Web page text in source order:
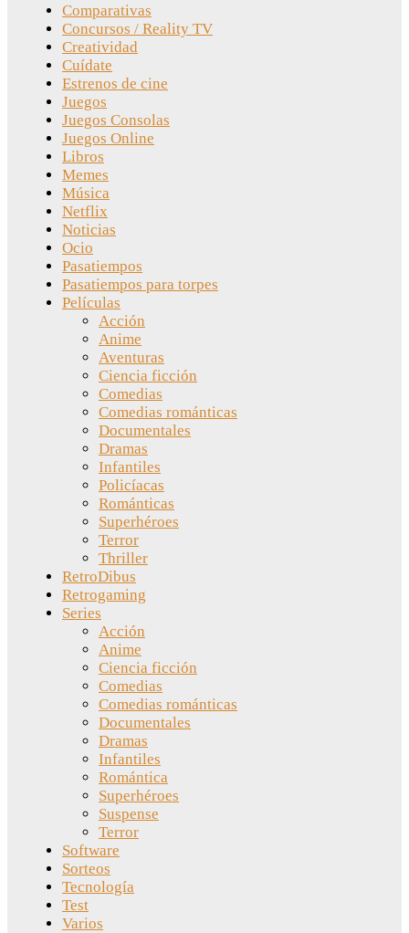
Comparativas
Concursos / Reality TV
Creatividad
Cuídate
Estrenos de cine
Juegos
Juegos Consolas
Juegos Online
Libros
Memes
Música
Netflix
Noticias
Ocio
Pasatiempos
Pasatiempos para torpes
Películas
Acción
Anime
Aventuras
Ciencia ficción
Comedias
Comedias románticas
Documentales
Dramas
Infantiles
Policíacas
Románticas
Superhéroes
Terror
Thriller
RetroDibus
Retrogaming
Series
Acción
Anime
Ciencia ficción
Comedias
Comedias románticas
Documentales
Dramas
Infantiles
Romántica
Superhéroes
Suspense
Terror
Software
Sorteos
Tecnología
Test
Varios